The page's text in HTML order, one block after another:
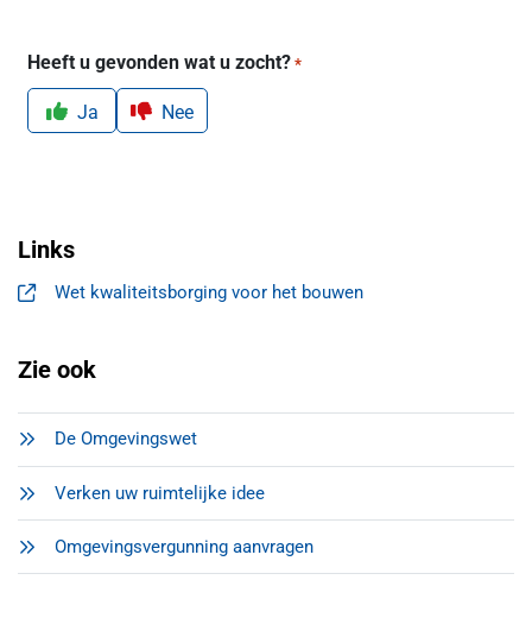
Heeft u gevonden wat u zocht? *
Ja Nee
Links
Wet kwaliteitsborging voor het bouwen
, opent in een nieuw tabblad
Zie ook
De Omgevingswet
Verken uw ruimtelijke idee
Omgevingsvergunning aanvragen